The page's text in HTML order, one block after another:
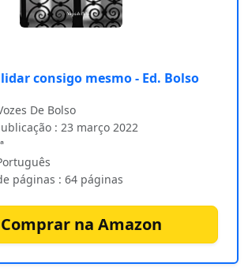
consigo mesmo - Ed. Bolso
De Bolso
: 23 março 2022
páginas : 64 páginas
Comprar na Amazon